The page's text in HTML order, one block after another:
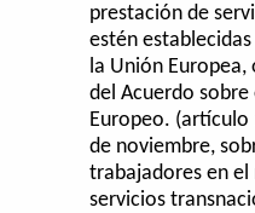
prestación de
estén
la Unión
del Acuerdo sobre
Europeo. (artículo
de noviembre,
trabajadores en el
servicios